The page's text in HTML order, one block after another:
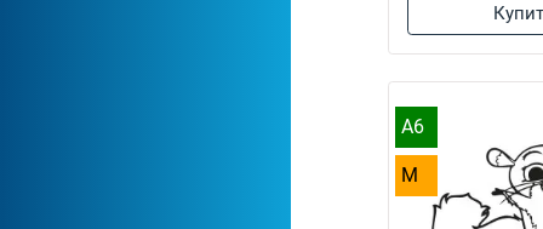
A6
M